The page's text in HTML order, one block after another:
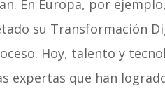
En Europa, por
su Transformación
Hoy, talento y
expertas que han